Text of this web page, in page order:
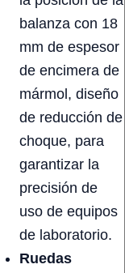
balanza con 18
mm de espesor
de encimera de
mármol, diseño
de reducción de
choque, para
garantizar la
precisión de
uso de equipos
de laboratorio.
Ruedas